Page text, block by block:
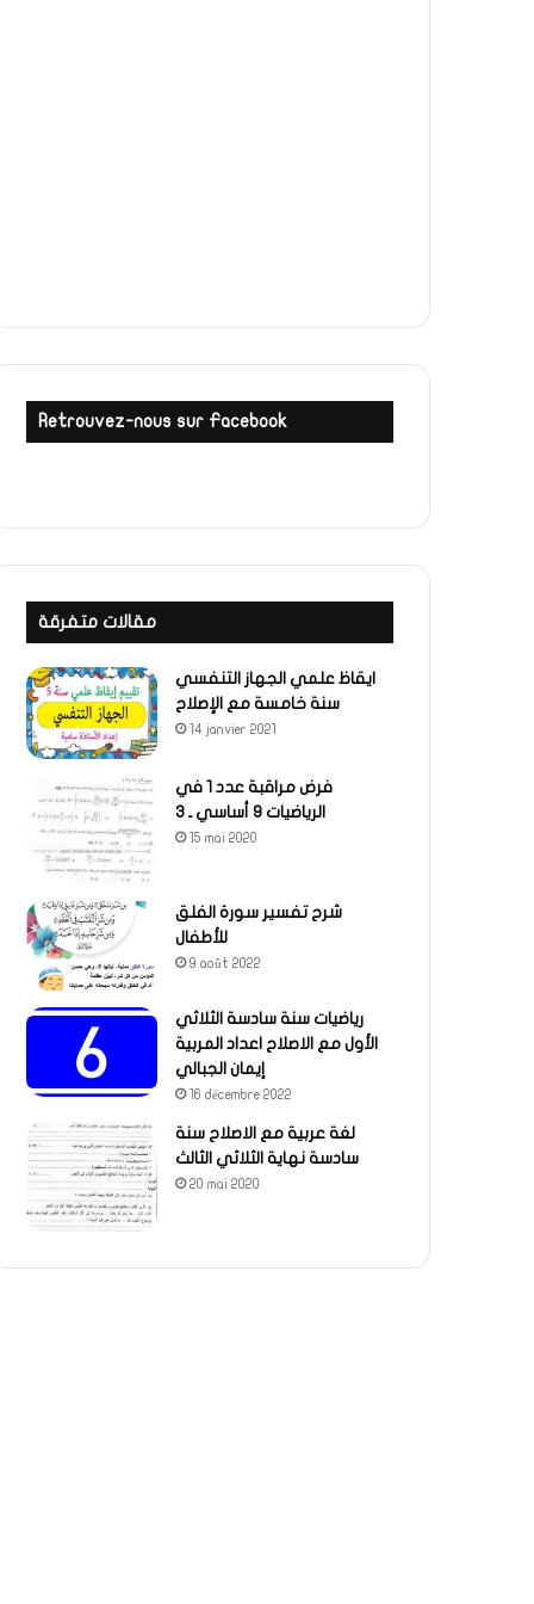
Retrouvez-nous sur Facebook
مقالات متفرقة
ايقاظ علمي الجهاز التنفسي
سنة خامسة مع الإصلاح
14 janvier 2021
فرض مراقبة عدد 1 في
الرياضيات 9 أساسي ـ 3
15 mai 2020
شرح تفسير سورة الفلق
للأطفال
9 août 2022
رياضيات سنة سادسة الثلاثي
الأول مع الاصلاح اعداد المربية
إيمان الجبالي
16 décembre 2022
لغة عربية مع الاصلاح سنة
سادسة نهاية الثلاثي الثالث
20 mai 2020